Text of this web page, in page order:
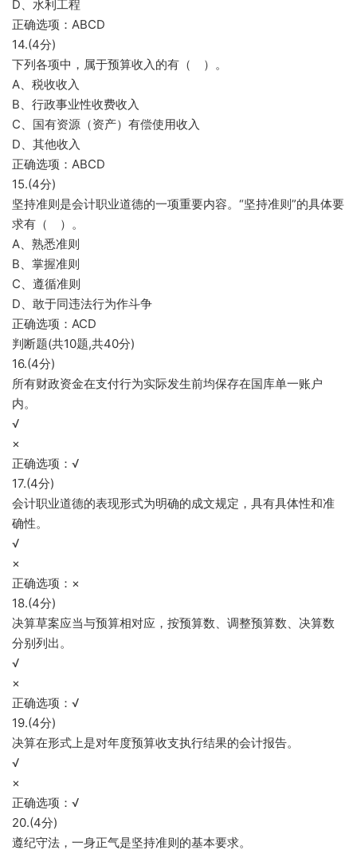
D、水利工程
正确选项：ABCD
14.(4分)
下列各项中，属于预算收入的有（ ）。
A、税收收入
B、行政事业性收费收入
C、国有资源（资产）有偿使用收入
D、其他收入
正确选项：ABCD
15.(4分)
坚持准则是会计职业道德的一项重要内容。“坚持准则”的具体要
求有（ ）。
A、熟悉准则
B、掌握准则
C、遵循准则
D、敢于同违法行为作斗争
正确选项：ACD
判断题(共10题,共40分)
16.(4分)
所有财政资金在支付行为实际发生前均保存在国库单一账户
内。
√
×
正确选项：√
17.(4分)
会计职业道德的表现形式为明确的成文规定，具有具体性和准
确性。
√
×
正确选项：×
18.(4分)
决算草案应当与预算相对应，按预算数、调整预算数、决算数
分别列出。
√
×
正确选项：√
19.(4分)
决算在形式上是对年度预算收支执行结果的会计报告。
√
×
正确选项：√
20.(4分)
遵纪守法，一身正气是坚持准则的基本要求。